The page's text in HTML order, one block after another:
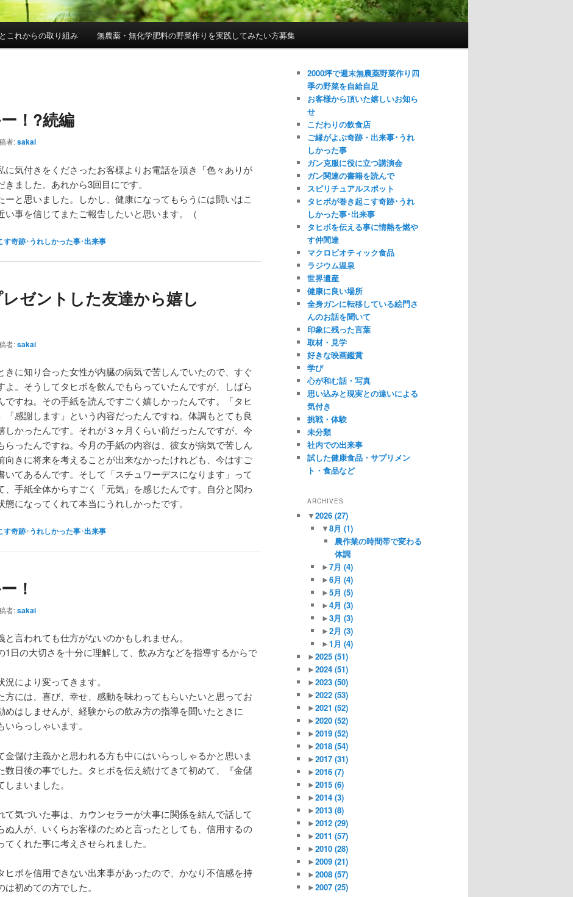
これからの取り組み 無農薬・無化学肥料の野菜作りを実践してみたい方募集
！?続編
者:sakai
に気付きをくださったお客様よりお電話を頂き『色々ありが
ました。あれから3回目にです。
ーと思いました。しかし、健康になってもらうには闘いはこ
い事を信じてまたご報告したいと思います。（
す奇跡･うれしかった事･出来事
ゼントした友達から嬉し
者:sakai
に知り合った女性が内臓の病気で苦しんでいたので、すぐ
よ。そうしてタヒボを飲んでもらっていたんですが、しばら
ですね。その手紙を読んですごく嬉しかったんです。「タヒ
「感謝します」という内容だったんですね。体調もとても良
しかったんです。それが３ヶ月くらい前だったんですが、今
らったんですね。今月の手紙の内容は、彼女が病気で苦しん
向きに将来を考えることが出来なかったけれども、今はすご
いてあるんです。そして「スチュワーデスになります」って
、手紙全体からすごく「元気」を感じたんです。自分と関わ
になってくれて本当にうれしかったです。
す奇跡･うれしかった事･出来事
！
者:sakai
言われても仕方がないのかもしれません。
1日の大切さを十分に理解して、飲み方などを指導するからで
により変ってきます。
方には、喜び、幸せ、感動を味わってもらいたいと思ってお
めはしませんが、経験からの飲み方の指導を聞いたときに
らっしゃいます。
金儲け主義かと思われる方も中にはいらっしゃるかと思いま
数日後の事でした。タヒボを伝え続けてきて初めて、『金儲
まいました。
て気づいた事は、カウンセラーが大事に関係を結んで話して
ぬ人が、いくらお客様のためと言ったとしても、信用するの
くれた事に考えさせられました。
ヒボを信用できない出来事があったので、かなり不信感を持
初めての方でした。
2000坪で週末無農薬野菜作り四
季の野菜を自給自足
お客様から頂いた嬉しいお知ら
せ
こだわりの飲食店
ご縁がよぶ奇跡・出来事･うれ
しかった事
ガン克服に役に立つ講演会
ガン関連の書籍を読んで
スピリチュアルスポット
タヒボが巻き起こす奇跡･うれ
しかった事･出来事
タヒボを伝える事に情熱を燃や
す仲間達
マクロビオティック食品
ラジウム温泉
世界遺産
健康に良い場所
全身ガンに転移している絵門さ
んのお話を聞いて
印象に残った言葉
取材・見学
好きな映画鑑賞
学び
心が和む話・写真
思い込みと現実との違いによる
気付き
挑戦・体験
未分類
社内での出来事
試した健康食品・サプリメン
ト・食品など
ARCHIVES
▼2026 (27)
▼8月 (1)
農作業の時間帯で変わる
体調
►7月 (4)
►6月 (4)
►5月 (5)
►4月 (3)
►3月 (3)
►2月 (3)
►1月 (4)
►2025 (51)
►2024 (51)
►2023 (50)
►2022 (53)
►2021 (52)
►2020 (52)
►2019 (52)
►2018 (54)
►2017 (31)
►2016 (7)
►2015 (6)
►2014 (3)
►2013 (8)
►2012 (29)
►2011 (57)
►2010 (28)
►2009 (21)
►2008 (57)
►2007 (25)